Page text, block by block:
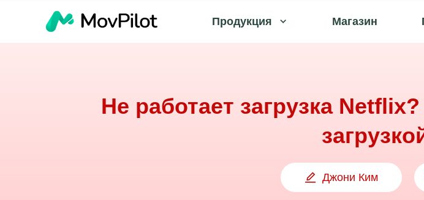
Продукция Магазин
Не работает загрузка
Джони Ким